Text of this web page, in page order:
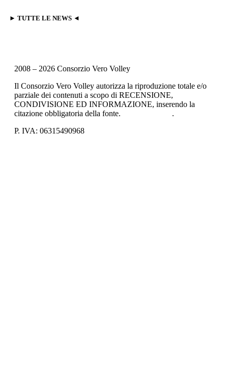
► TUTTE LE NEWS ◄
2008 – 2026 Consorzio Vero Volley
Il Consorzio Vero Volley autorizza la riproduzione totale e/o
parziale dei contenuti a scopo di RECENSIONE,
CONDIVISIONE ED INFORMAZIONE, inserendo la
citazione obbligatoria della fonte.
.
P. IVA: 06315490968